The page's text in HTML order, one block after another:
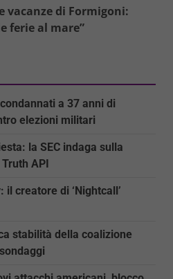
vacanze di Formigoni:
ferie al mare”
a 37 anni di
elezioni militari
la SEC indaga sulla
API
creatore di ‘Nightcall’
stabilità della coalizione